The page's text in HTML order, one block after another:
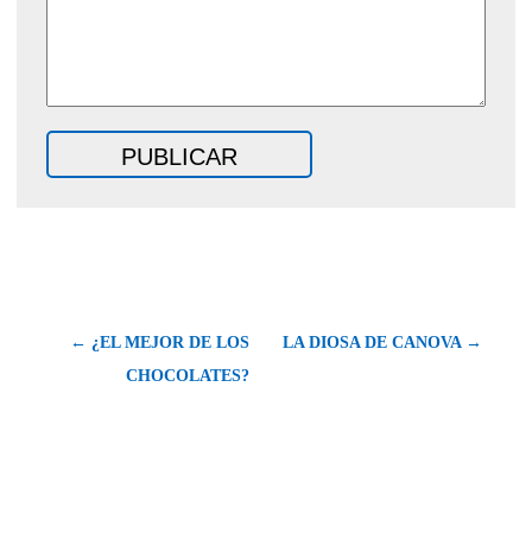
← ¿EL MEJOR DE LOS
CHOCOLATES?
LA DIOSA DE CANOVA →